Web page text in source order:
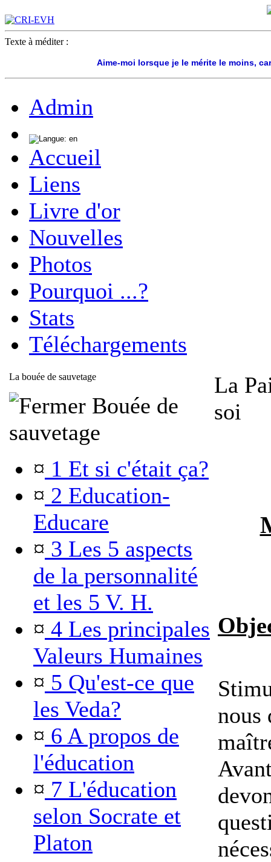
Texte à méditer :
Aime-moi lorsque je le mérite le moins,
Admin
Accueil
Liens
Livre d'or
Nouvelles
Photos
Pourquoi ...?
Stats
Téléchargements
La bouée de sauvetage
Bouée de
sauvetage
¤ 1 Et si c'était ça?
¤ 2 Education-
Educare
¤ 3 Les 5 aspects
de la personnalité
et les 5 V. H.
¤ 4 Les principales
Valeurs Humaines
¤ 5 Qu'est-ce que
les Veda?
¤ 6 A propos de
l'éducation
¤ 7 L'éducation
selon Socrate et
Platon
La
soi
nous